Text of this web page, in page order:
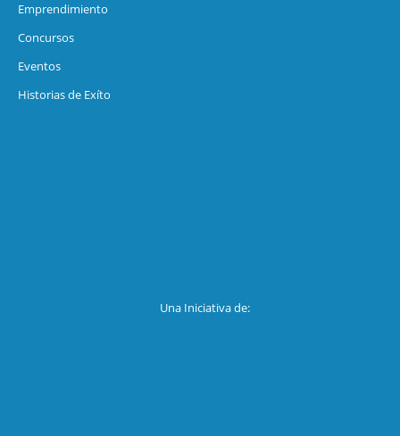
Emprendimiento
Concursos
Eventos
Historias de Exíto
Una Iniciativa de: